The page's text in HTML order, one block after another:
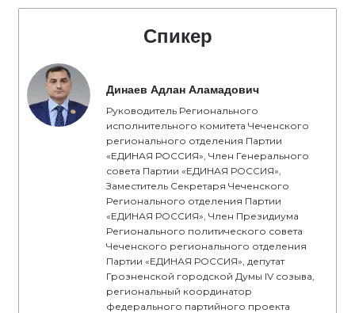
Спикер
Динаев Адлан Аламадович
Руководитель Регионального
исполнительного комитета Чеченского
регионального отделения Партии
«ЕДИНАЯ РОССИЯ», Член Генерального
совета Партии «ЕДИНАЯ РОССИЯ»,
Заместитель Секретаря Чеченского
Регионального отделения Партии
«ЕДИНАЯ РОССИЯ», Член Президиума
Регионального политического совета
Чеченского регионального отделения
Партии «ЕДИНАЯ РОССИЯ», депутат
Грозненской городской Думы IV созыва,
региональный координатор
федерального партийного проекта